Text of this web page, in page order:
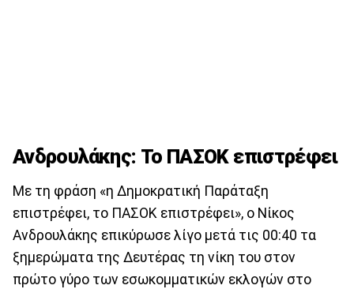
Ανδρουλάκης: Το ΠΑΣΟΚ επιστρέφει
Με τη φράση «η Δημοκρατική Παράταξη
επιστρέφει, το ΠΑΣΟΚ επιστρέφει», ο Νίκος
Ανδρουλάκης επικύρωσε λίγο μετά τις 00:40 τα
ξημερώματα της Δευτέρας τη νίκη του στον
πρώτο γύρο των εσωκομματικών εκλογών στο